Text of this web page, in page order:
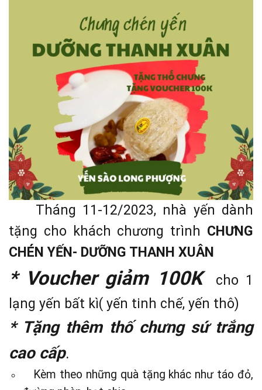
Tháng 11-12/2023, nhà yến dành
tặng cho khách chương trình CHƯNG
CHÉN YẾN- DƯỠNG THANH XUÂN
* Voucher giảm 100K
cho 1
lạng yến bất kì( yến tinh chế, yến thô)
* Tặng thêm thố chưng sứ trắng
cao cấp.
Kèm theo những quà tặng khác như táo đỏ,